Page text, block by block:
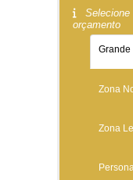
orçamento
Grande
Zona
Zona